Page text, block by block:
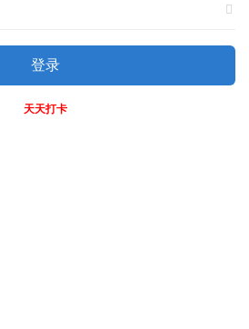
登录
天天打卡